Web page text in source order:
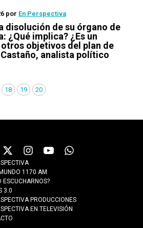
por En Perspectiva
disolución de su órgano de
¿Qué implica? ¿Es un
objetivos del plan de
analista político
18 19 20
1170 AM
ESCUCHARNOS?
3.0
PRODUCCIONES
EN TELEVISIÓN